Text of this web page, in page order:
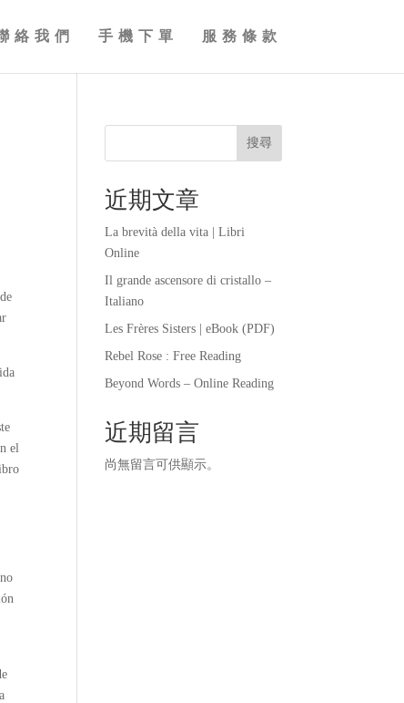
絡我們 手機下單 服務條款
el
搜尋
近期文章
La brevità della vita | Libri
Online
Il grande ascensore di cristallo –
Italiano
Les Frères Sisters | eBook (PDF)
Rebel Rose : Free Reading
Beyond Words – Online Reading
近期留言
尚無留言可供顯示。